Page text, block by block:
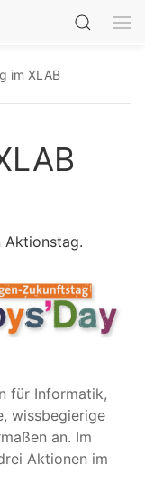
im XLAB
Aktionstag.
für Informatik,
wissbegierige
an. Im
Aktionen im